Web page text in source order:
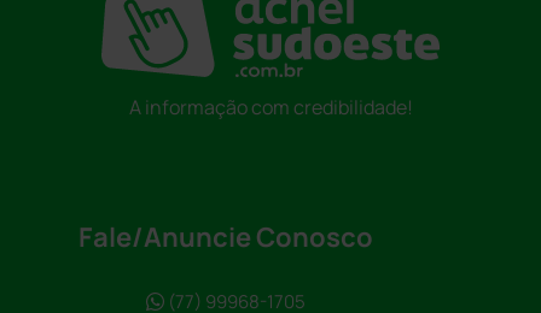
A informação com credibilidade!
Fale/Anuncie Conosco
(77) 99968-1705